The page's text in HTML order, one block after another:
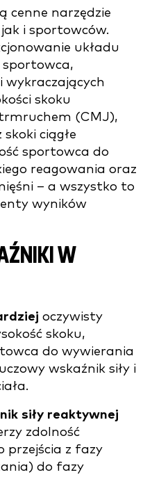
cenne narzędzie
i sportowców.
układu
sportowca,
skoku
(CMJ),
ciągłe
sportowca do
reagowania oraz
– a wszystko to
wyników
W
oczywisty
skoku,
do wywierania
wskaźnik siły i
siły reaktywnej
zdolność
przejścia z fazy
do fazy